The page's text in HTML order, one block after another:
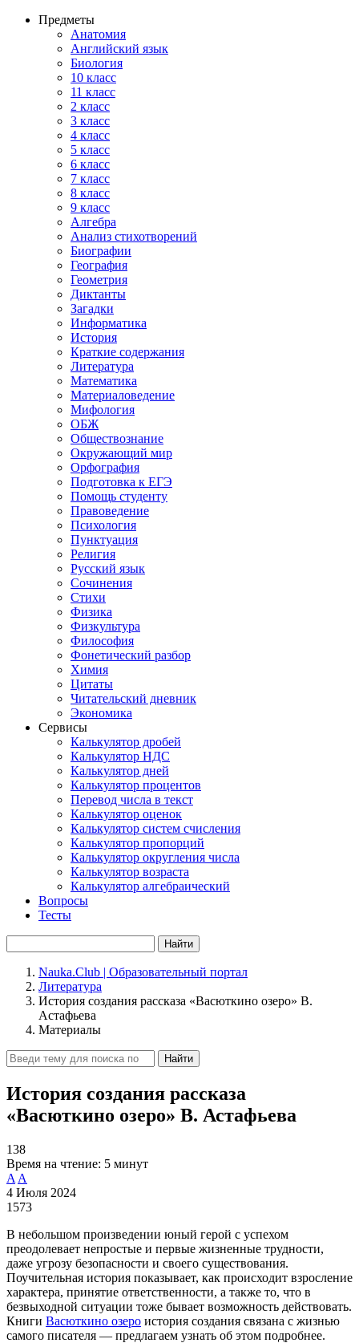
Предметы
Анатомия
Английский язык
Биология
10 класс
11 класс
2 класс
3 класс
4 класс
5 класс
6 класс
7 класс
8 класс
9 класс
Алгебра
Анализ стихотворений
Биографии
География
Геометрия
Диктанты
Загадки
Информатика
История
Краткие содержания
Литература
Математика
Материаловедение
Мифология
ОБЖ
Обществознание
Окружающий мир
Орфография
Подготовка к ЕГЭ
Помощь студенту
Правоведение
Психология
Пунктуация
Религия
Русский язык
Сочинения
Стихи
Физика
Физкультура
Философия
Фонетический разбор
Химия
Цитаты
Читательский дневник
Экономика
Сервисы
Калькулятор дробей
Калькулятор НДС
Калькулятор дней
Калькулятор процентов
Перевод числа в текст
Калькулятор оценок
Калькулятор систем счисления
Калькулятор пропорций
Калькулятор округления числа
Калькулятор возраста
Калькулятор алгебраический
Вопросы
Тесты
Найти
Nauka.Club | Образовательный портал
Литература
История создания рассказа «Васюткино озеро» В.
Астафьева
Материалы
Найти
История создания рассказа
«Васюткино озеро» В. Астафьева
138
Время на чтение: 5 минут
A A
4 Июля 2024
1573
В небольшом произведении юный герой с успехом
преодолевает непростые и первые жизненные трудности,
даже угрозу безопасности и своего существования.
Поучительная история показывает, как происходит взросление
характера, принятие ответственности, а также то, что в
безвыходной ситуации тоже бывает возможность действовать.
Книги Васюткино озеро история создания связана с жизнью
самого писателя — предлагаем узнать об этом подробнее.